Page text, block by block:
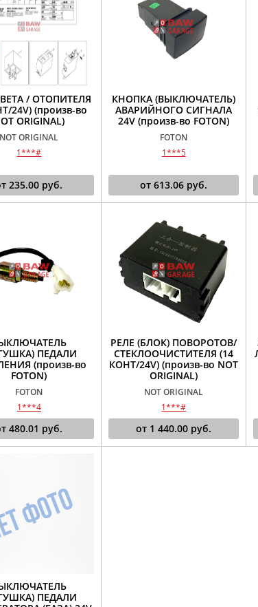
/ ОТОПИТЕЛЯ
24V) (произв-во
ORIGINAL)
NOT ORIGINAL
1***#
235.00 руб.
КНОПКА (ВЫКЛЮЧАТЕЛЬ)
АВАРИЙНОГО СИГНАЛА
24V (произв-во FOTON)
FOTON
1***5
от613.06 руб.
ПЕДАЛИ
(произв-во
FOTON)
FOTON
1***4
480.01 руб.
РЕЛЕ (БЛОК) ПОВОРОТОВ/
СТЕКЛООЧИСТИТЕЛЯ (14
КОНТ/24V) (произв-во NOT
ORIGINAL)
NOT ORIGINAL
1***#
от 1 440.00 руб.
ПЕДАЛИ